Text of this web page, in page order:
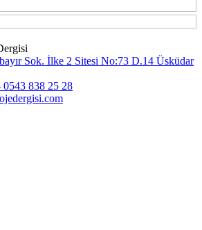
Sok. İlke 2 Sitesi No:73 D.14 Üsküdar
838 25 28